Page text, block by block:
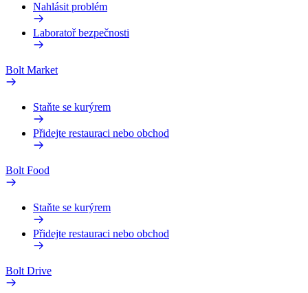
Nahlásit problém
Laboratoř bezpečnosti
Bolt Market
Staňte se kurýrem
Přidejte restauraci nebo obchod
Bolt Food
Staňte se kurýrem
Přidejte restauraci nebo obchod
Bolt Drive